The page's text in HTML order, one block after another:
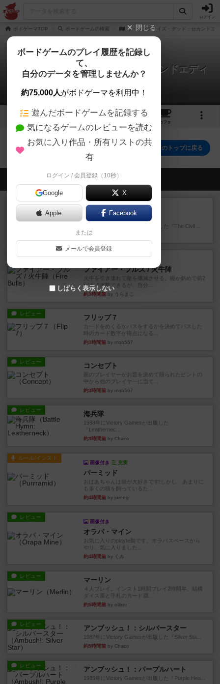
ログイン
ボドゲーマTOP ボードゲームの検索 ザ・キング・イズ・デッド：セカンドエ
ザ・キング・イズ・デッド：セカンドエディ
ション
0件のルール/インスト
2 3
カフェ
ザ・キング・イズ・デッド：セカンドエディションのトップに戻る
会員の新しい投稿
レビュー
南北戦争
1983年にVictory Gamesが出版した『The Civil ...
44分前
ファイアー・ブルズ / 火牛陣
火牛を引き連れて敵を殲滅させる。縦か斜めで前2
列まで攻撃できるが、自分...
約3時間前 by うらまこ
レビュー フリップ７
カードをめくるかパスをするかを決めてパスした
時のカード数字が得点になる...
約3時間前 by mob567
レビュー コンセプト
親のプレイヤーがお題を決めて限られたヒントの
中から他のプレイヤーに当て...
約3時間前 by mob567
レビュー 海兵隊
1988年にVictory Gamesが出版した
『Leathernec...
約3時間前 by Chaco
ルール/インスト
画像付き 充実
パーミッド
おばあちゃんは猫が大好きです!しかし、あまりに
も多くの猫を飼っているた...
約4時間前 by jurong
レビュー
画像付き
オラパ・マイン
お気に入りのplayte製です。オラパスペースから
やり、気に入りました...
約4時間前 by くみ
レビュー マーリン
４人プレイ。インスト1時間プレイ2時間半。結構
ダイス運と手札のカード運...
約5時間前 by oliber
レビュー アンブッシュ！：シルバースター
1987年にVictory Gamesが出版した『Silver Sta...
約5時間前 by Chaco
レビュー アンブッシュ！：パープルハート
1985年にVictory Gamesが出版した『Purple Hea...
閉じる
ボードゲームのプレイ履歴を記録し
て、
自分のデータを管理しませんか？
約75,000人がボドゲーマを利用中！
遊んだボードゲームを記録する
気になるゲームのレビューを読む
お気に入り作品・所有リストの共
有
ログイン / 会員登録（10秒）
Google X
Apple Facebook
または
メールで会員登録
しばらく表示しない